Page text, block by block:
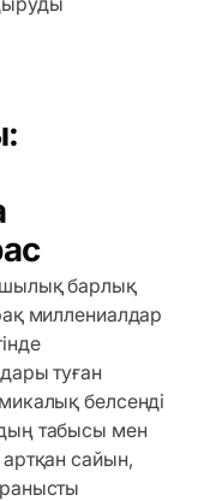
барлық
миллениалдар
туған
белсенді
табысы мен
артқан сайын,